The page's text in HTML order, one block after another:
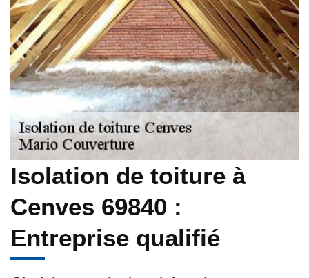
Isolation de toiture à
Cenves 69840 :
Entreprise qualifié